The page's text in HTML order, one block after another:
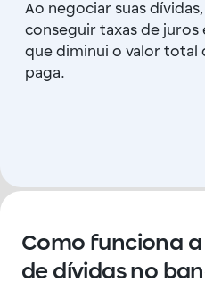
Ao negociar suas
conseguir taxas de juros
que diminui o valor total
paga.
Como funciona
de dívidas no